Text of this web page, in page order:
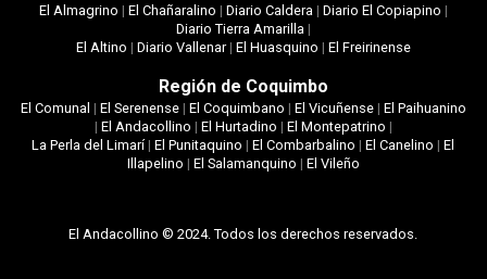
El Almagrino | El Chañaralino | Diario Caldera| Diario El Copiapino |
Diario Tierra Amarilla|
El Altino | Diario Vallenar| El Huasquino | El Freirinense
Región de Coquimbo
El Comunal | El Serenense| El Coquimbano | El Vicuñense| El Paihuanino
| El Andacollino | El Hurtadino | El Montepatrino |
La Perla del Limarí|El Punitaquino |El Combarbalino |El Canelino |El
Illapelino | El Salamanquino | El Vileño
El Andacollino © 2024. Todos los derechos reservados.